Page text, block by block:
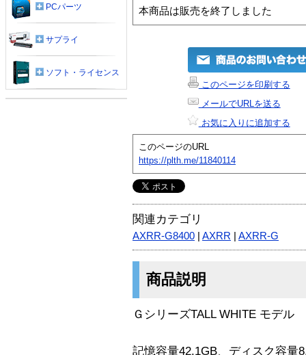
本商品は販売を終了しました
このページを印刷する
メールでURLを送る
お気に入りに追加する
このページのURL
https://plth.me/11840114
関連カテゴリ
AXRR-G8400 AXRR AXRR-G
商品説明
ＧシリーズTALL WHITE モデル
記憶容量42.1GB、ディスク容量
PCパーツ
サプライ
ソフト・ライセンス